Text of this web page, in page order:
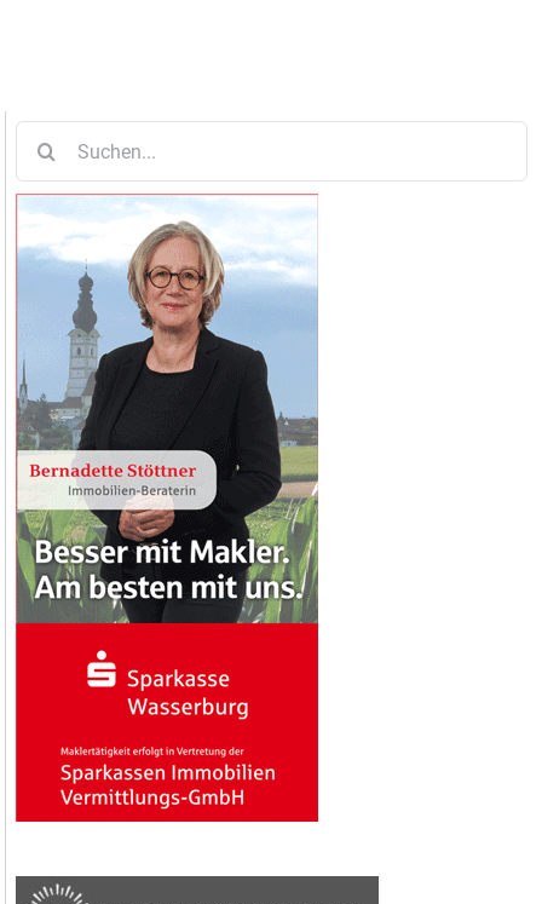
nach: